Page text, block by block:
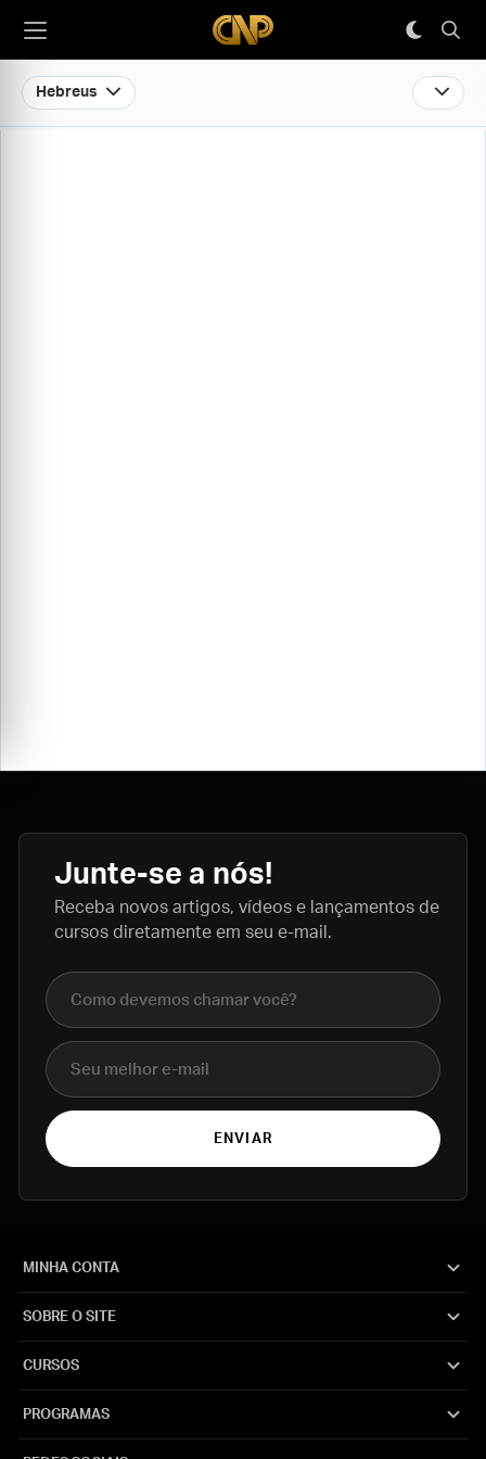
Hebreus
Junte-se a nós!
Receba novos artigos, vídeos e lançamentos de
cursos diretamente em seu e-mail.
Nome completo
E-mail
ENVIAR
MINHA CONTA
SOBRE O SITE
CURSOS
PROGRAMAS